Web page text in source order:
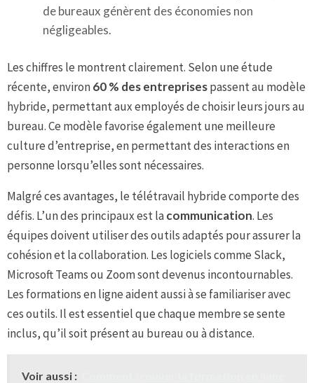
de bureaux génèrent des économies non
négligeables.
Les chiffres le montrent clairement. Selon une étude
récente, environ60 % des entreprisespassent au modèle
hybride, permettant aux employés de choisir leurs jours au
bureau. Ce modèle favorise également une meilleure
culture d’entreprise, en permettant des interactions en
personne lorsqu’elles sont nécessaires.
Malgré ces avantages, le télétravail hybride comporte des
défis. L’un des principaux est lacommunication. Les
équipes doivent utiliser des outils adaptés pour assurer la
cohésion et la collaboration. Les logiciels comme Slack,
Microsoft Teams ou Zoom sont devenus incontournables.
Les formations en ligne aident aussi à se familiariser avec
ces outils. Il est essentiel que chaque membre se sente
inclus, qu’il soit présent au bureau ou à distance.
Voir aussi :